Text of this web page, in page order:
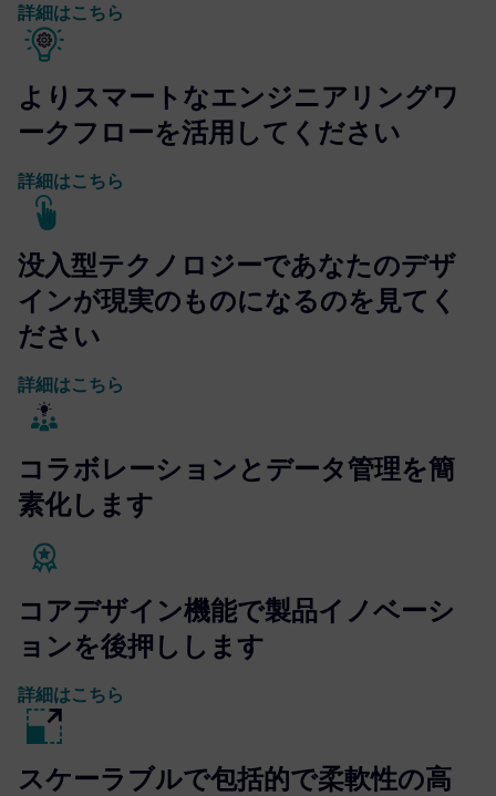
詳細はこちら
よりスマートなエンジニアリングワ
ークフローを活用してください
詳細はこちら
没入型テクノロジーであなたのデザ
インが現実のものになるのを見てく
ださい
詳細はこちら
コラボレーションとデータ管理を簡
素化します
コアデザイン機能で製品イノベーシ
ョンを後押しします
詳細はこちら
スケーラブルで包括的で柔軟性の高